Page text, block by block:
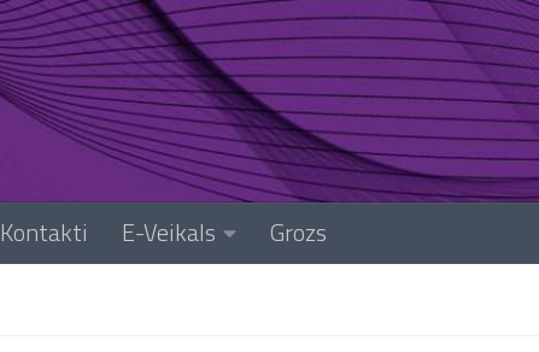
Kontakti E-Veikals
Grozs